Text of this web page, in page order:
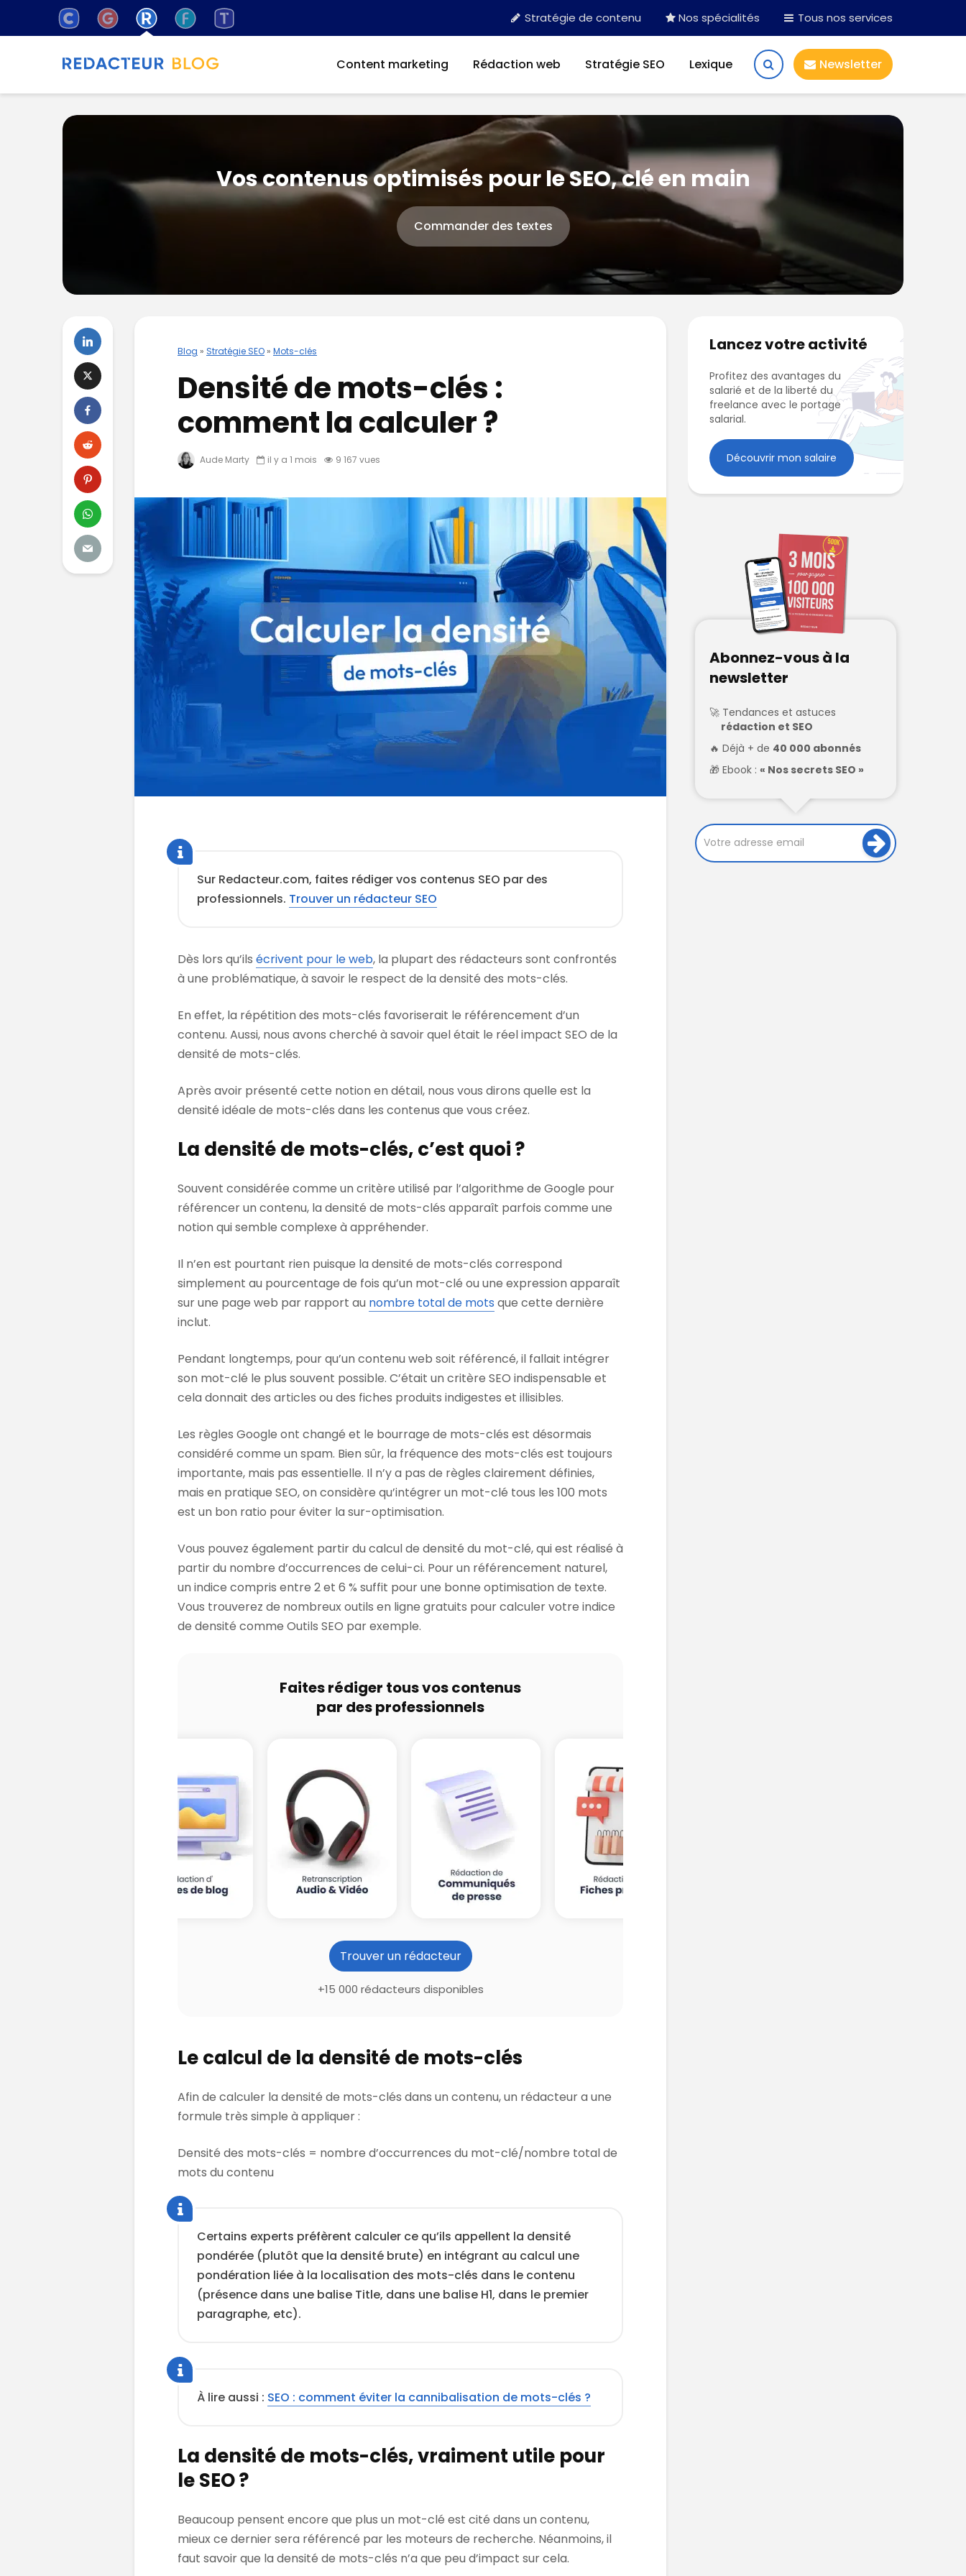
Stratégie de contenu Nos spécialités Tous nos services
Content marketing Rédaction web Stratégie SEO Lexique Newsletter
Vos contenus optimisés pour le SEO, clé en main
Commander des textes
Blog » Stratégie SEO » Mots-clés
Densité de mots-clés :
comment la calculer ?
Aude Marty il y a 1 mois 9 167 vues
Sur Redacteur.com, faites rédiger vos contenus SEO par des
professionnels. Trouver un rédacteur SEO
Dès lors qu’ils écrivent pour le web, la plupart des rédacteurs sont confrontés
à une problématique, à savoir le respect de la densité des mots-clés.
En effet, la répétition des mots-clés favoriserait le référencement d’un
contenu. Aussi, nous avons cherché à savoir quel était le réel impact SEO de la
densité de mots-clés.
Après avoir présenté cette notion en détail, nous vous dirons quelle est la
densité idéale de mots-clés dans les contenus que vous créez.
La densité de mots-clés, c’est quoi ?
Souvent considérée comme un critère utilisé par l’algorithme de Google pour
référencer un contenu, la densité de mots-clés apparaît parfois comme une
notion qui semble complexe à appréhender.
Il n’en est pourtant rien puisque la densité de mots-clés correspond
simplement au pourcentage de fois qu’un mot-clé ou une expression apparaît
sur une page web par rapport au nombre total de mots que cette dernière
inclut.
Pendant longtemps, pour qu’un contenu web soit référencé, il fallait intégrer
son mot-clé le plus souvent possible. C’était un critère SEO indispensable et
cela donnait des articles ou des fiches produits indigestes et illisibles.
Les règles Google ont changé et le bourrage de mots-clés est désormais
considéré comme un spam. Bien sûr, la fréquence des mots-clés est toujours
importante, mais pas essentielle. Il n’y a pas de règles clairement définies,
mais en pratique SEO, on considère qu’intégrer un mot-clé tous les 100 mots
est un bon ratio pour éviter la sur-optimisation.
Vous pouvez également partir du calcul de densité du mot-clé, qui est réalisé à
partir du nombre d’occurrences de celui-ci. Pour un référencement naturel,
un indice compris entre 2 et 6 % suffit pour une bonne optimisation de texte.
Vous trouverez de nombreux outils en ligne gratuits pour calculer votre indice
de densité comme Outils SEO par exemple.
Faites rédiger tous vos contenus
par des professionnels
Trouver un rédacteur
+15 000 rédacteurs disponibles
Le calcul de la densité de mots-clés
Afin de calculer la densité de mots-clés dans un contenu, un rédacteur a une
formule très simple à appliquer :
Densité des mots-clés = nombre d’occurrences du mot-clé/nombre total de
mots du contenu
Certains experts préfèrent calculer ce qu’ils appellent la densité
pondérée (plutôt que la densité brute) en intégrant au calcul une
pondération liée à la localisation des mots-clés dans le contenu
(présence dans une balise Title, dans une balise H1, dans le premier
paragraphe, etc).
À lire aussi : SEO : comment éviter la cannibalisation de mots-clés ?
La densité de mots-clés, vraiment utile pour
le SEO ?
Beaucoup pensent encore que plus un mot-clé est cité dans un contenu,
mieux ce dernier sera référencé par les moteurs de recherche. Néanmoins, il
faut savoir que la densité de mots-clés n’a que peu d’impact sur cela.
Lancez votre activité
Profitez des avantages du
salarié et de la liberté du
freelance avec le portage
salarial.
Découvrir mon salaire
Abonnez-vous à la
newsletter
Tendances et astuces
rédaction et SEO
Déjà + de 40 000 abonnés
Ebook : « Nos secrets SEO »